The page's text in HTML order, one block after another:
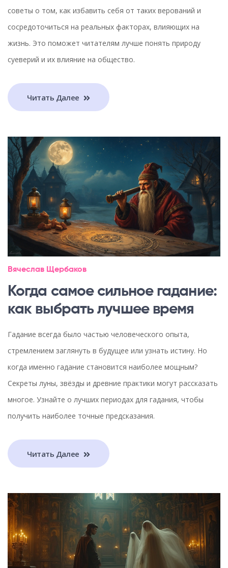
советы о том, как избавить себя от таких верований и
сосредоточиться на реальных факторах, влияющих на
жизнь. Это поможет читателям лучше понять природу
суеверий и их влияние на общество.
Читать Далее
Вячеслав Щербаков
Когда самое сильное гадание:
как выбрать лучшее время
Гадание всегда было частью человеческого опыта,
стремлением заглянуть в будущее или узнать истину. Но
когда именно гадание становится наиболее мощным?
Секреты луны, звёзды и древние практики могут рассказать
многое. Узнайте о лучших периодах для гадания, чтобы
получить наиболее точные предсказания.
Читать Далее